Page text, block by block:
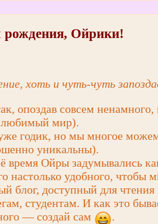
рождения, Ойрики!
хоть и чуть-чуть
опоздав совсем
любимый мир).
годик, но мы многое
уникальны).
время Ойры задумывались
настолько удобного,
блог, доступный для
студентам. И как это
— создай сам
.